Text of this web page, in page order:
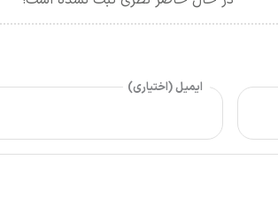
ایمیل (اختیاری)